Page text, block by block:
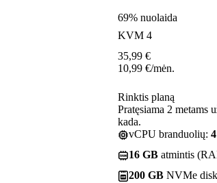
69% nuolaida
KVM 4
35,99 €
10,99 €/mėn.
Rinktis planą
Pratęsiama 2 metams
kada.
vCPU branduolių: 4
16 GB atmintis
200 GB NVMe